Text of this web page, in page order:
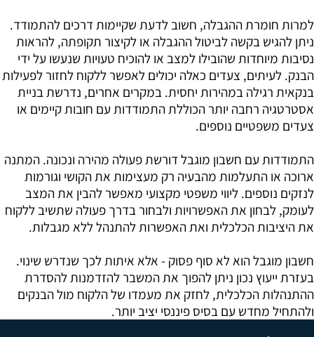
למרות חומרת ההגבלה, חשוב לדעת שקיימות דרכים להתמודד.
ניתן להגיש בקשה לביטול ההגבלה או לקיצור תקופתה, להראות
נסיבות מיוחדות שהובילו למצב או להוכיח טעויות שנעשו על ידי
הבנק. לעיתים, צעדים כאלה יכולים לאפשר ללקוח לחזור לפעילות
בנקאית רגילה במהירות יחסית. במקרים אחרים, נדרשת בניית
אסטרטגיה רחבה יותר הכוללת התמודדות עם חובות קיימים או
צעדים משפטיים נוספים.
התמודדות עם חשבון מוגבל דורשת פעולה מהירה ונכונה. המתנה
ארוכה או התעלמות מהבעיה רק מעצימות את הקושי וגורמות
לנזקים נוספים. ליווי משפטי מקצועי מאפשר להבין את המצב
לעומק, לבחון את האפשרויות ולבחור בדרך פעולה שתשיב ללקוח
את היציבות הכלכלית ואת האפשרות להתנהל ללא מגבלות.
חשבון מוגבל הוא לא סוף פסוק - אלא איתות לכך שנדרש שינוי.
בעזרת ייעוץ נכון ניתן להפוך את המשבר להזדמנות להסדרת
ההתנהלות הכלכלית, לחזק את מעמדו של הלקוח מול הבנקים
ולהתחיל מחדש עם בסיס פיננסי יציב יותר.